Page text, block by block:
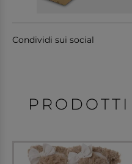
Condividi sui social
PRODOTTI